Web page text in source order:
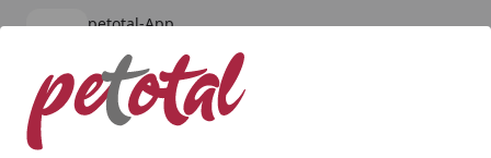
petotal-App
kostenlos - Im App Store
Alle Produkte
Mein Konto